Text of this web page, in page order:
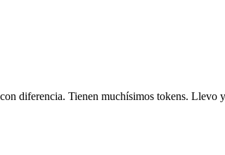
diferencia. Tienen muchísimos tokens.